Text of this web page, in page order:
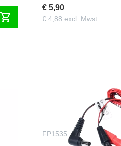
shopping_cart
€ 5,90
€ 4,88 excl. Mwst.
FP1535